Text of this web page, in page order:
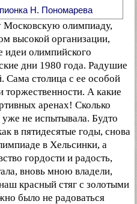
Н. Пономарева
Московскую олимпиаду,
высокой организации,
идеи олимпийского
дни 1980 года. Радушие
Сама столица с ее особой
торжественности. А какие
аренах! Сколько
не испытывала. Будто
в пятидесятые годы, снова
в Хельсинки, а
гордости и радость,
вновь мною владели,
красный стяг с золотыми
было не радоваться